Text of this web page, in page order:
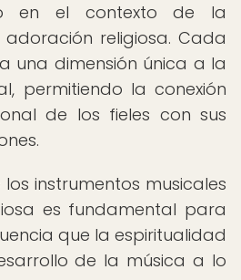
en el contexto de la
religiosa. Cada
una dimensión única a la
permitiendo la conexión
de los fieles con sus
instrumentos musicales
es fundamental para
que la espiritualidad
de la música a lo